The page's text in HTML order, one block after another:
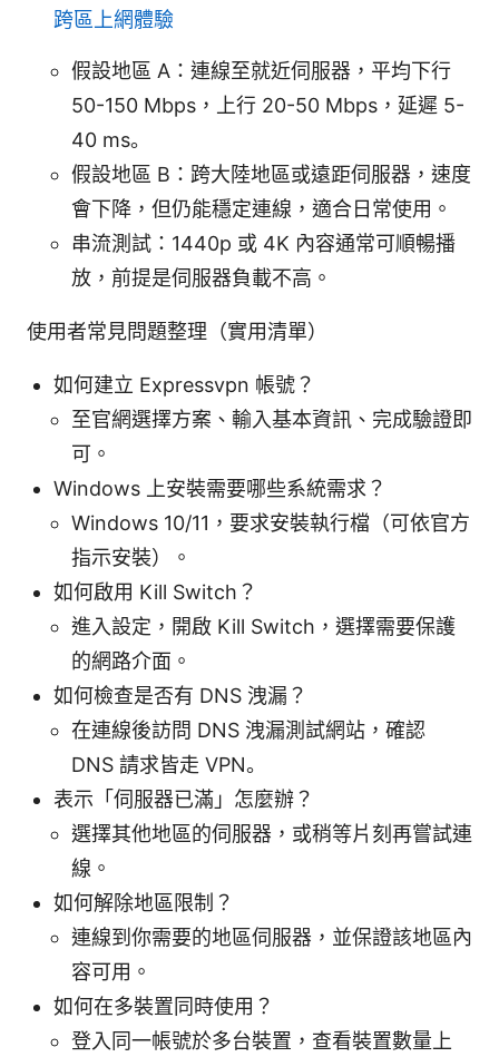
跨區上網體驗
假設地區 A：連線至就近伺服器，平均下行
50-150 Mbps，上行 20-50 Mbps，延遲 5-
40 ms。
假設地區 B：跨大陸地區或遠距伺服器，速度
會下降，但仍能穩定連線，適合日常使用。
串流測試：1440p 或 4K 內容通常可順暢播
放，前提是伺服器負載不高。
使用者常見問題整理（實用清單）
如何建立 Expressvpn 帳號？
至官網選擇方案、輸入基本資訊、完成驗證即
可。
Windows 上安裝需要哪些系統需求？
Windows 10/11，要求安裝執行檔（可依官方
指示安裝）。
如何啟用 Kill Switch？
進入設定，開啟 Kill Switch，選擇需要保護
的網路介面。
如何檢查是否有 DNS 洩漏？
在連線後訪問 DNS 洩漏測試網站，確認
DNS 請求皆走 VPN。
表示「伺服器已滿」怎麼辦？
選擇其他地區的伺服器，或稍等片刻再嘗試連
線。
如何解除地區限制？
連線到你需要的地區伺服器，並保證該地區內
容可用。
如何在多裝置同時使用？
登入同一帳號於多台裝置，查看裝置數量上